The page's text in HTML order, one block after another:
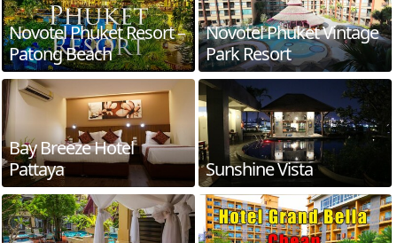
Novotel Phuket Resort –
Patong Beach
Novotel Phuket Vintage
Park Resort
Bay Breeze Hotel
Pattaya
Sunshine Vista